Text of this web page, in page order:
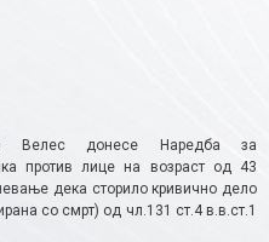
Велес донесе Наредба за
против лице на возраст од 43
дека сторило кривично дело
со смрт) од чл.131 ст.4 в.в.ст.1